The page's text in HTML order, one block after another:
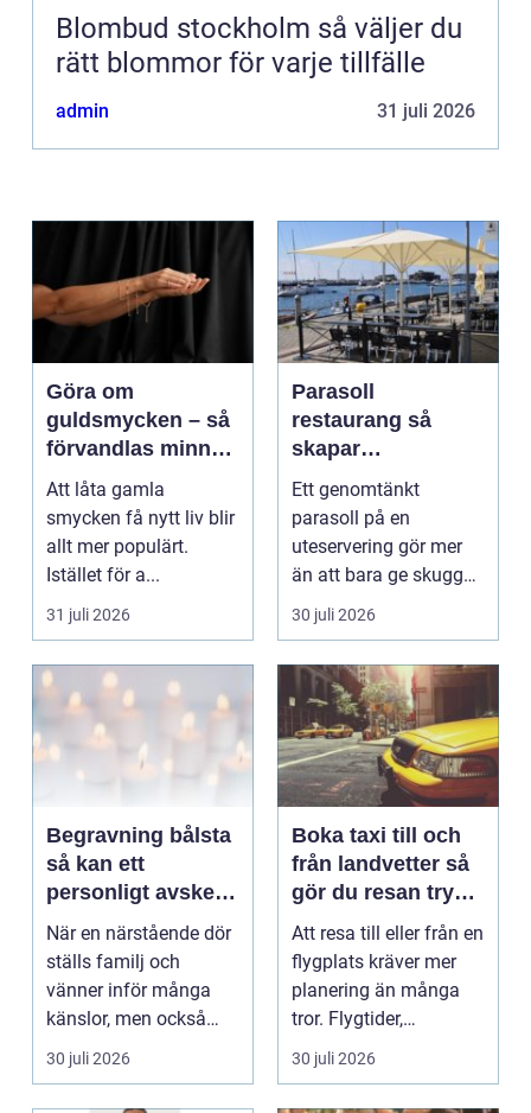
Blombud stockholm så väljer du
rätt blommor för varje tillfälle
admin 31 juli 2026
Göra om
guldsmycken – så
förvandlas minnen
till nya favoriter
Att låta gamla
smycken få nytt liv blir
allt mer populärt.
Istället för a...
31 juli 2026
Parasoll
restaurang så
skapar
uteserveringen rätt
känsla året runt
Ett genomtänkt
parasoll på en
uteservering gör mer
än att bara ge skugga.
Det påverkar hur länge
gäs...
30 juli 2026
Begravning bålsta
så kan ett
personligt avsked
formas
När en närstående dör
ställs familj och
vänner inför många
känslor, men också
praktiska beslut. En b...
30 juli 2026
Boka taxi till och
från landvetter så
gör du resan trygg
och smidig
Att resa till eller från en
flygplats kräver mer
planering än många
tror. Flygtider,
packning, säker...
30 juli 2026